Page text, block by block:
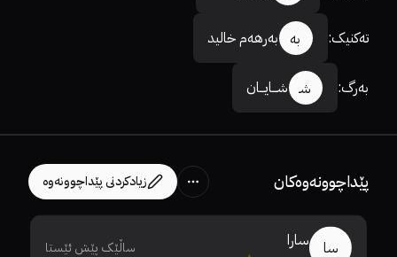
تەکنیک: بە بەرهەم خالید
بەرگ: شـ شـــایـــان
پێداچوونەوەکان زیادکردنی پێداچوونەوە
سا سارا ساڵێک پێش ئێستا